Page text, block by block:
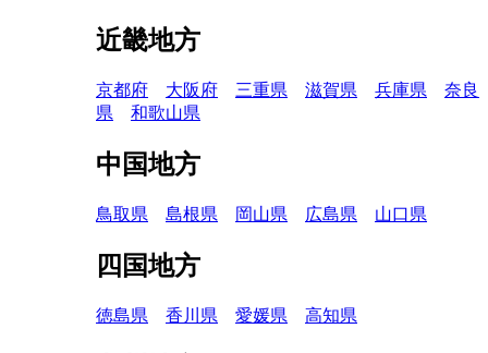
近畿地方
京都府 大阪府 三重県 滋賀県 兵庫県
奈良
県
和歌山県
中国地方
鳥取県 島根県 岡山県 広島県 山口県
四国地方
徳島県 香川県 愛媛県 高知県